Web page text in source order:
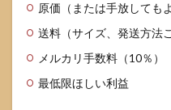
原価（または手放しても
送料（サイズ、発送方法
メルカリ手数料（10％）
最低限ほしい利益